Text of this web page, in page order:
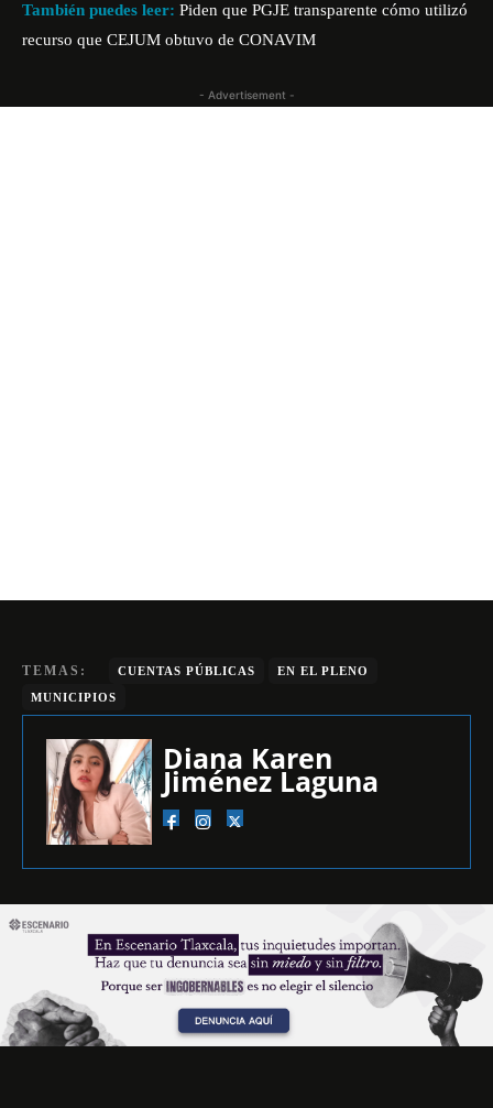
También puedes leer: Piden que PGJE transparente cómo utilizó
recurso que CEJUM obtuvo de CONAVIM
- Advertisement -
TEMAS: CUENTAS PÚBLICAS
EN EL PLENO
MUNICIPIOS
Diana Karen
Jiménez Laguna